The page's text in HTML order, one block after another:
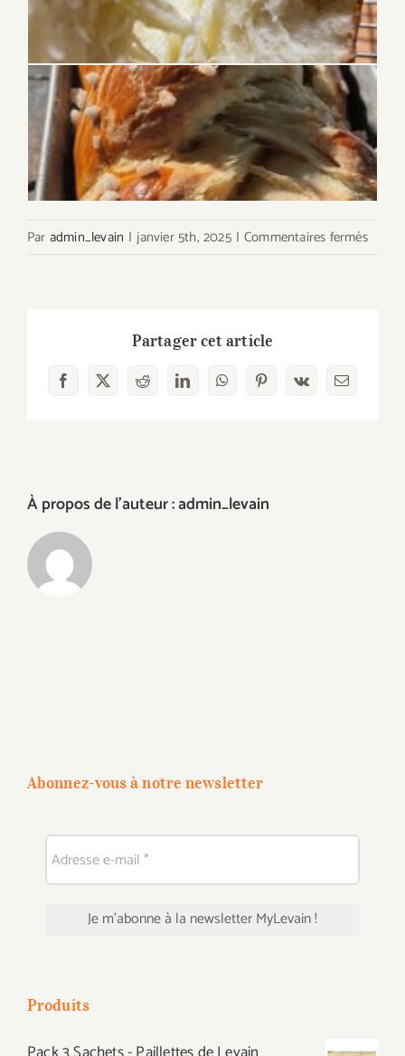
Par admin_levain | janvier 5th, 2025 | Commentaires ferméssur
Partager cet article
Facebook
X RedditLinkedInWhatsAppPinterest
Vk Email
À propos de l'auteur :admin_levain
Abonnez-vous à notre newsletter
Produits